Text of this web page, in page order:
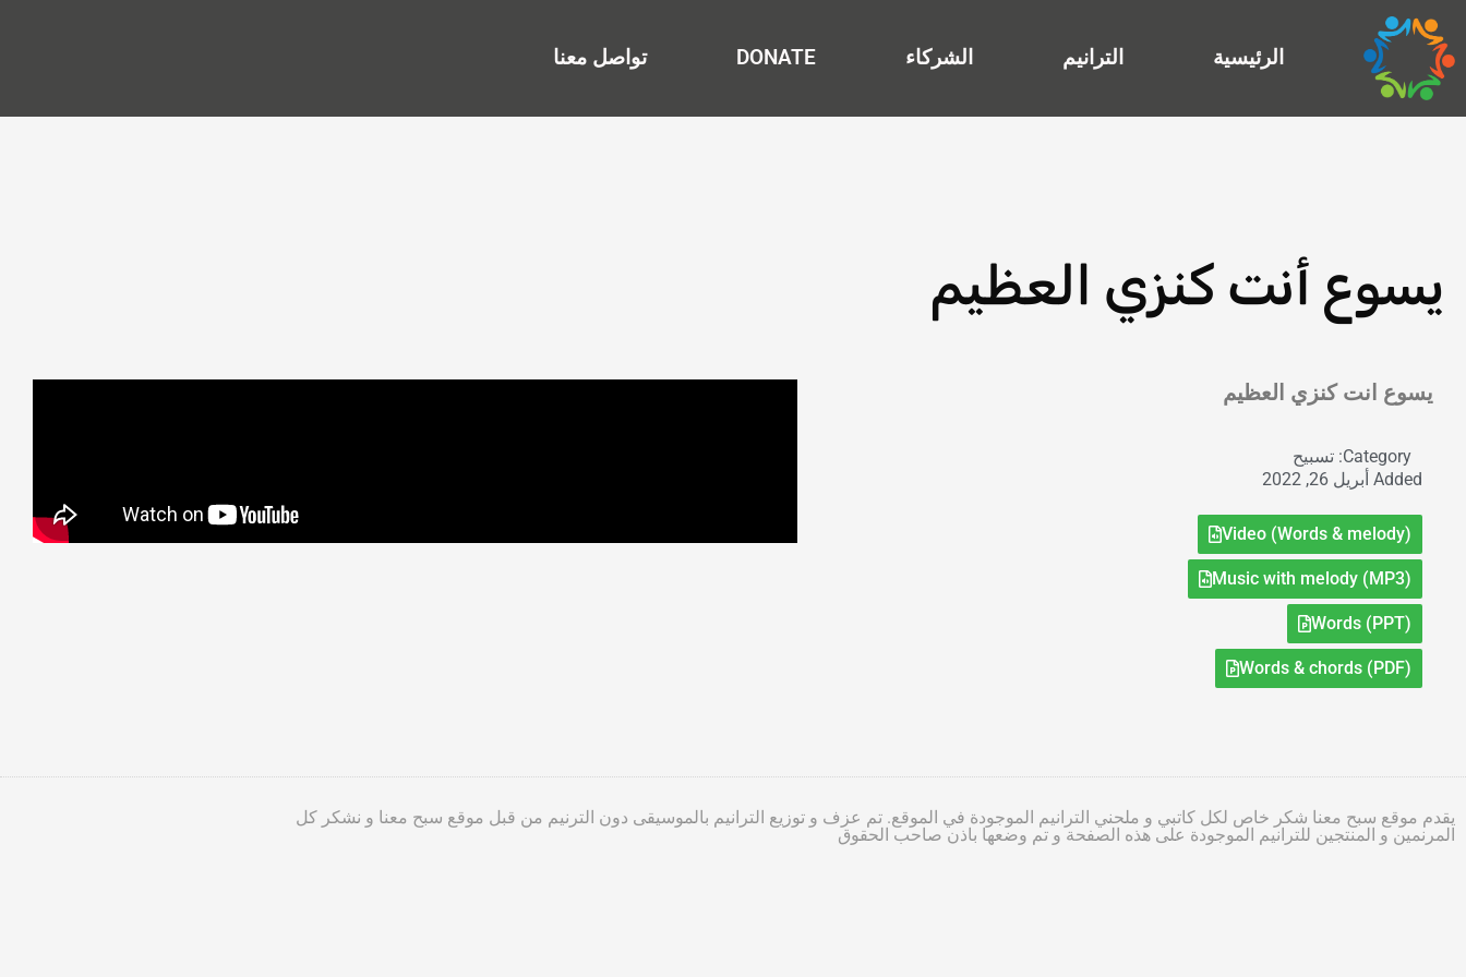
إلى
المحتوى
الرئيسية الترانيم الشركاء DONATE تواصل معنا
يسوع أنت كنزي العظيم
يسوع انت كنزي العظيم
Category: تسبيح
Added أبريل 26, 2022
Video (Words & melody)
Music with melody (MP3)
Words (PPT)
Words & chords (PDF)
يقدم موقع سبح معنا شكر خاص لكل كاتبي و ملحني الترانيم الموجودة في الموقع. تم عزف و توزيع الترانيم بالموسيقى دون الترنيم من قبل موقع سبح معنا و نشكر كل
المرنمين و المنتجين للترانيم الموجودة على هذه الصفحة و تم وضعها باذن صاحب الحقوق